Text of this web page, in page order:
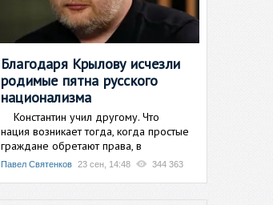
Благодаря Крылову исчезли
родимые пятна русского
национализма
Константин учил другому. Что
нация возникает тогда, когда простые
граждане обретают права, в
Павел Святенков 23 сен, 14:48 344 363